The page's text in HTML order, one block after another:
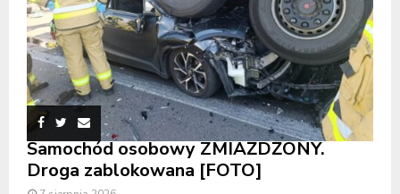
Samochód osobowy ZMIAŻDŻONY.
Droga zablokowana [FOTO]